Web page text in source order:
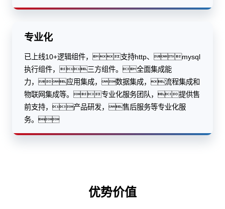
专业化
已上线10+逻辑组件，支持http、mysql
执行组件，三方组件。全面集成能
力，应用集成，数据集成，流程集成和
物联网集成等。专业化服务团队，提供售
前支持，产品研发，售后服务等专业化服
务。
优势价值